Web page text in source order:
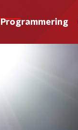
Programmering